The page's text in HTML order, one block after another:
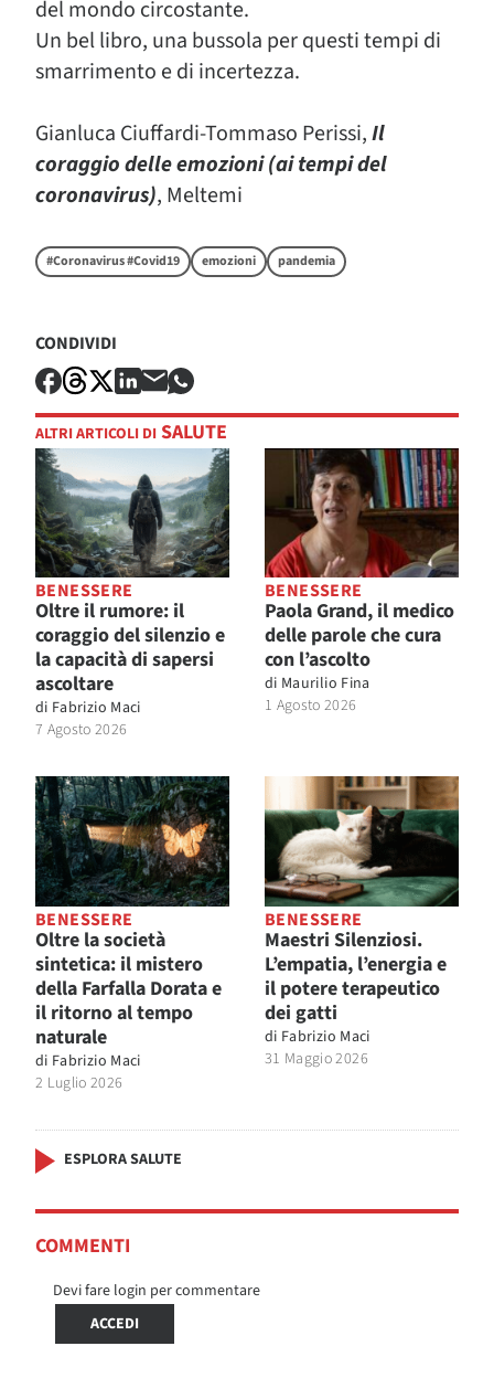
del mondo circostante.
Un bel libro, una bussola per questi tempi di
smarrimento e di incertezza.
Gianluca Ciuffardi-Tommaso Perissi,Il
coraggio delle emozioni (ai tempi del
coronavirus), Meltemi
#Coronavirus #Covid19 emozioni pandemia
CONDIVIDI
ALTRI ARTICOLI DI SALUTE
BENESSERE
Oltre il rumore: il
coraggio del silenzio e
la capacità di sapersi
ascoltare
di Fabrizio Maci
7 Agosto 2026
BENESSERE
Paola Grand, il medico
delle parole che cura
con l’ascolto
di Maurilio Fina
1 Agosto 2026
BENESSERE
Oltre la società
sintetica: il mistero
della Farfalla Dorata e
il ritorno al tempo
naturale
di Fabrizio Maci
2 Luglio 2026
BENESSERE
Maestri Silenziosi.
L’empatia, l’energia e
il potere terapeutico
dei gatti
di Fabrizio Maci
31 Maggio 2026
ESPLORA SALUTE
COMMENTI
Devi fare login per commentare
ACCEDI